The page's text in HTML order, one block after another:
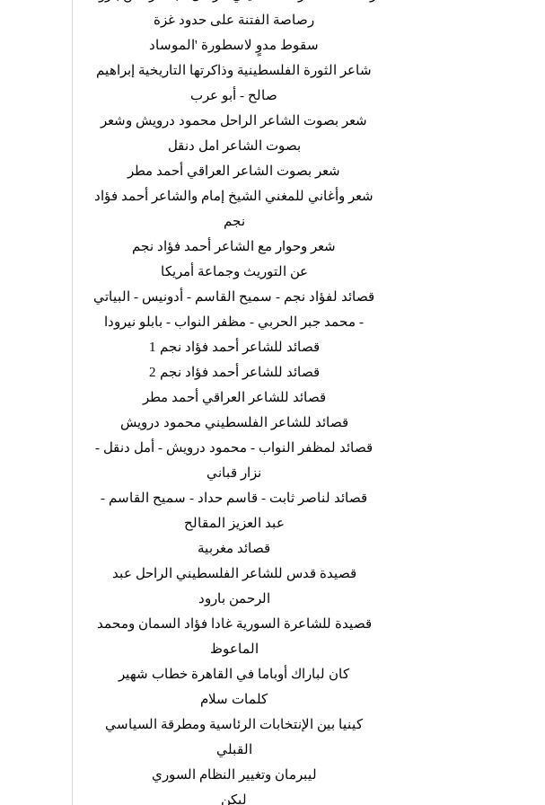
رصاصة الفتنة على حدود غزة
سقوط مدوٍ لاسطورة 'الموساد
شاعر الثورة الفلسطينية وذاكرتها التاريخية إبراهيم
صالح - أبو عرب
شعر بصوت الشاعر الراحل محمود درويش وشعر
بصوت الشاعر امل دنقل
شعر بصوت الشاعر العراقي أحمد مطر
شعر وأغاني للمغني الشيخ إمام والشاعر أحمد فؤاد
نجم
شعر وحوار مع الشاعر أحمد فؤاد نجم
عن التوريث وجماعة أمريكا
قصائد لفؤاد نجم - سميح القاسم - أدونيس - البياتي
- محمد جبر الحربي - مظفر النواب - بابلو نيرودا
قصائد للشاعر أحمد فؤاد نجم 1
قصائد للشاعر أحمد فؤاد نجم 2
قصائد للشاعر العراقي أحمد مطر
قصائد للشاعر الفلسطيني محمود درويش
قصائد لمظفر النواب - محمود درويش - أمل دنقل -
نزار قباني
قصائد لناصر ثابت - قاسم حداد - سميح القاسم -
عبد العزيز المقالح
قصائد مغربية
قصيدة قدس للشاعر الفلسطيني الراحل عبد
الرحمن بارود
قصيدة للشاعرة السورية غادا فؤاد السمان ومحمد
الماعوظ
كان لباراك أوباما في القاهرة خطاب شهير
كلمات سلام
كينيا بين الإنتخابات الرئاسية ومطرقة السياسي
القبلي
ليبرمان وتغيير النظام السوري
ليكن